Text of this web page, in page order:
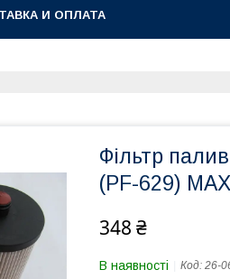
И ОПЛАТА
Фільтр
(PF-629)
348 ₴
В наявності Код: 26-